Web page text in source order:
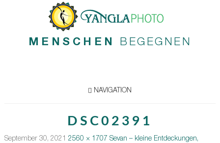
MENSCHEN BEGEGNEN
NAVIGATION
DSC02391
September 30, 2021 2560 × 1707 Sevan – kleine Entdeckungen,